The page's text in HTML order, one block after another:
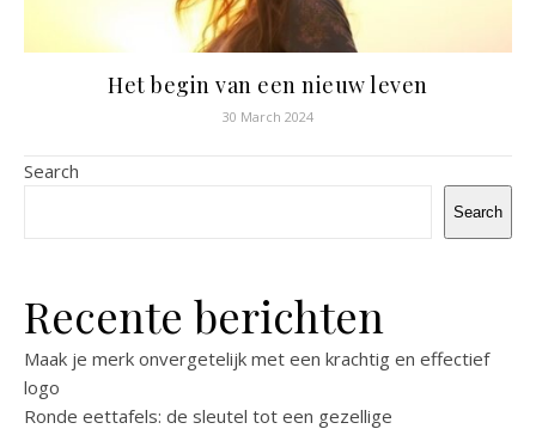
Het begin van een nieuw leven
30 March 2024
Search
Search
Recente berichten
Maak je merk onvergetelijk met een krachtig en effectief
logo
Ronde eettafels: de sleutel tot een gezellige